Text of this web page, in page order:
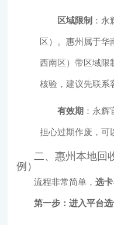
区域限制 ：
区）。惠州属于华
西南区）带区域限
核验，建议先联系
有效期 ：永
担心过期作废，可
二、惠州本地回
例）
流程非常简单，选
第一步：进入平台